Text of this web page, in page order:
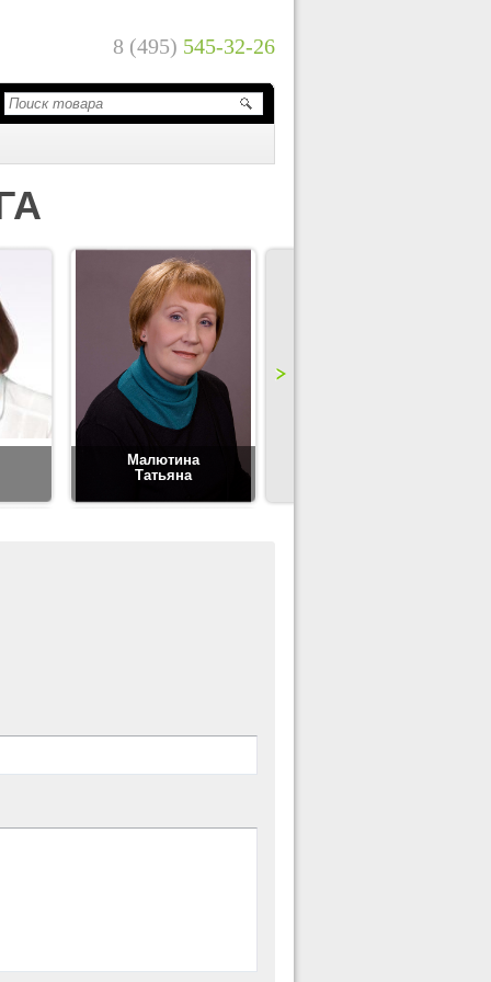
8 (495) 545-32-26
Малютина
Татьяна